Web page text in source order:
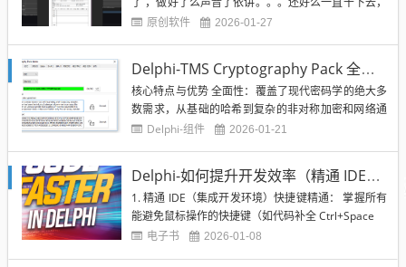
后来看么声音了，正好有别的事情干了又去干别的
工具
原创软件 2026-01-27
Delphi-TMS Cryptography Pack 全面的加密组件库
核心特点与优势 全面性：覆盖了现代密码学的绝大多
数需求，从基础的哈希到复杂的非对称加密和网络通
信安全。 易用性：提供直观的 VCL/FMX 控件和非可
译进你的程序，无需依赖外部 DLL，执行效...
Delphi-组件 2026-01-21
Delphi-如何提升开发效率（精通 IDE，窗口布局管理）
1. 精通 IDE（集成开发环境）快捷键精通： 掌握所有
能避免鼠标操作的快捷键（如代码补全 Ctrl+Space
电子书
2026-01-08